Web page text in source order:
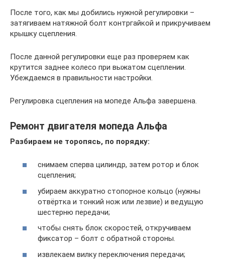
После того, как мы добились нужной регулировки –
затягиваем натяжной болт контргайкой и прикручиваем
крышку сцепления.
После данной регулировки еще раз проверяем как
крутится заднее колесо при выжатом сцеплении.
Убеждаемся в правильности настройки.
Регулировка сцепления на мопеде Альфа завершена.
Ремонт двигателя мопеда Альфа
Разбираем не торопясь, по порядку:
снимаем сперва цилиндр, затем ротор и блок
сцепления;
убираем аккуратно стопорное кольцо (нужны
отвёртка и тонкий нож или лезвие) и ведущую
шестерню передачи;
чтобы снять блок скоростей, откручиваем
фиксатор – болт с обратной стороны.
извлекаем вилку переключения передачи;